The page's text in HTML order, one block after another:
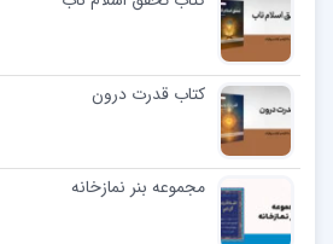
کتاب قدرت درون
مجموعه بنر نمازخانه